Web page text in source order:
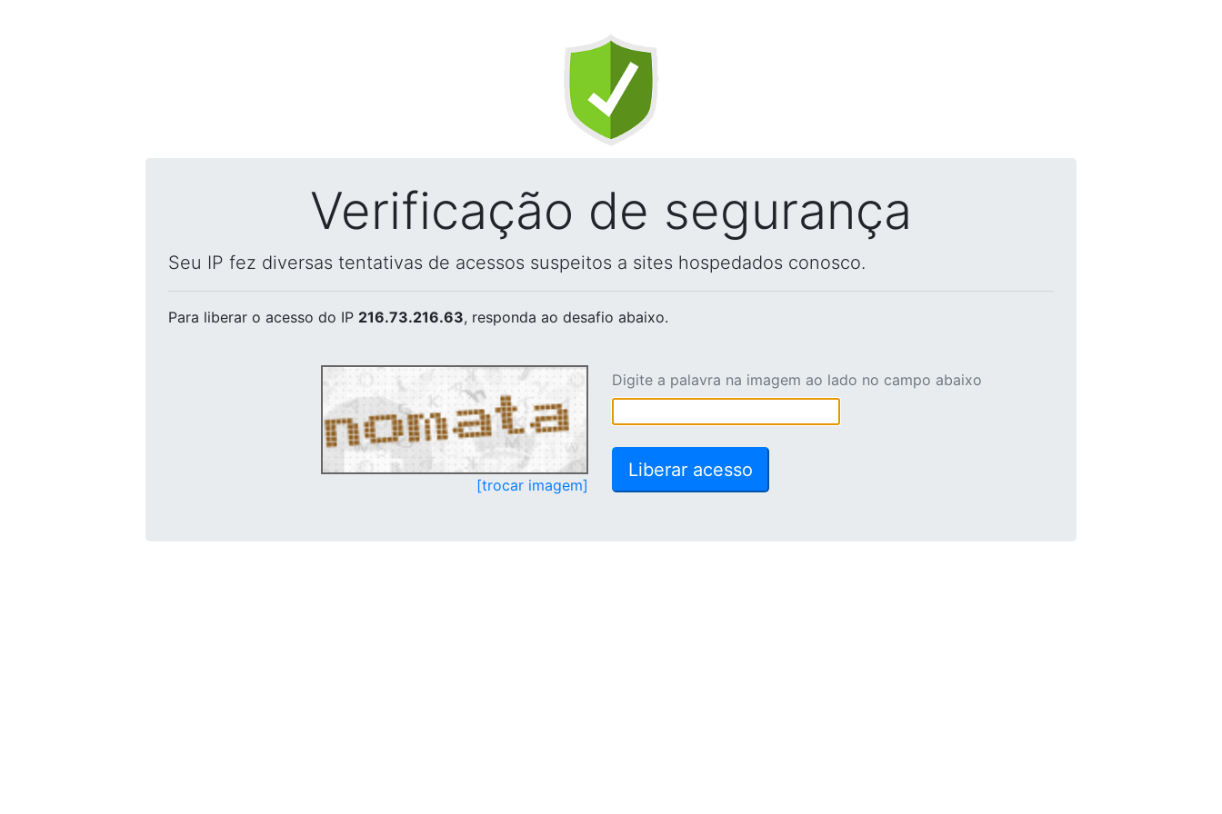
Verificação de segurança
Seu IP fez diversas tentativas de acessos suspeitos a sites hospedados conosco.
Para liberar o acesso do IP 216.73.216.63, responda ao desafio abaixo.
[trocar imagem]
Digite a palavra na imagem ao lado no campo abaixo